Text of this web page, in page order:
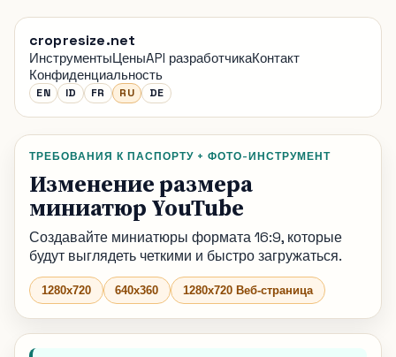
cropresize.net
ИнструментыЦеныAPI разработчикаКонтакт
Конфиденциальность
EN ID FR RU DE
ТРЕБОВАНИЯ К ПАСПОРТУ + ФОТО-ИНСТРУМЕНТ
Изменение размера
миниатюр YouTube
Создавайте миниатюры формата 16:9, которые
будут выглядеть четкими и быстро загружаться.
1280x720 640x360 1280x720 Веб-страница